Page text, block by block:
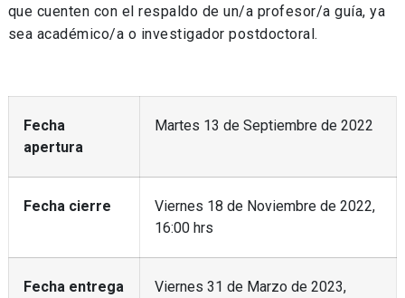
que cuenten con el respaldo de un/a profesor/a guía, ya
sea académico/a o investigador postdoctoral.
Fecha
apertura
Martes 13 de Septiembre de 2022
Fecha cierre
Viernes 18 de Noviembre de 2022,
16:00 hrs
Fecha entrega
Viernes 31 de Marzo de 2023,